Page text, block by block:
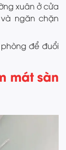
xuân ở cửa
ngăn chặn
để đuổi
mát sàn